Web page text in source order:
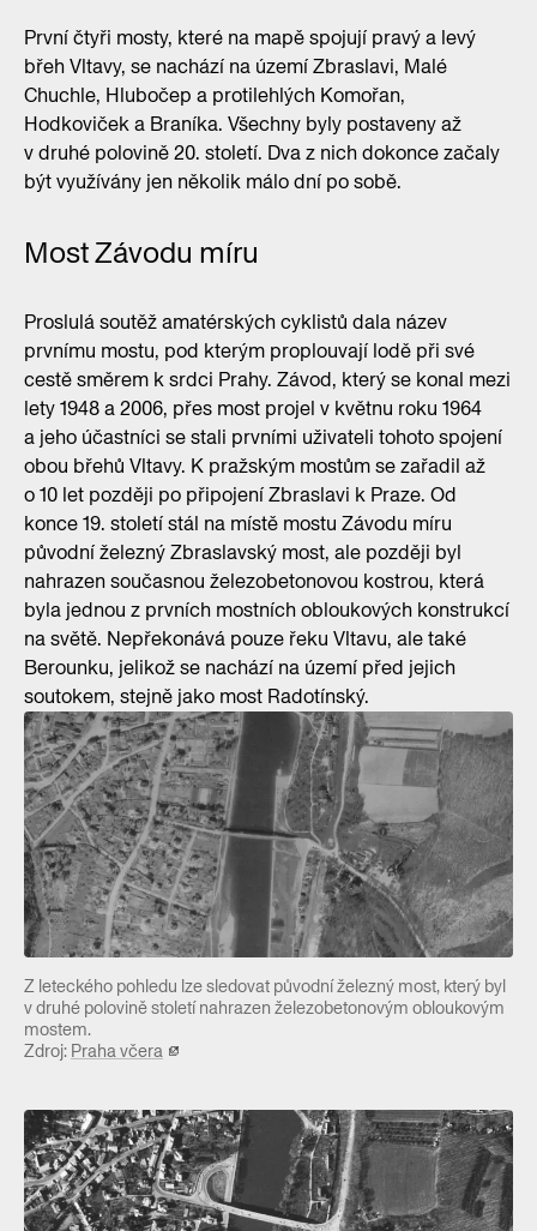
První čtyři mosty, které na mapě spojují pravý a levý
břeh Vltavy, se nachází na území Zbraslavi, Malé
Chuchle, Hlubočep a protilehlých Komořan,
Hodkoviček a Braníka. Všechny byly postaveny až
v druhé polovině 20. století. Dva z nich dokonce začaly
být využívány jen několik málo dní po sobě.
Most Závodu míru
Proslulá soutěž amatérských cyklistů dala název
prvnímu mostu, pod kterým proplouvají lodě při své
cestě směrem k srdci Prahy. Závod, který se konal mezi
lety 1948 a 2006, přes most projel v květnu roku 1964
a jeho účastníci se stali prvními uživateli tohoto spojení
obou břehů Vltavy. K pražským mostům se zařadil až
o 10 let později po připojení Zbraslavi k Praze. Od
konce 19. století stál na místě mostu Závodu míru
původní železný Zbraslavský most, ale později byl
nahrazen současnou železobetonovou kostrou, která
byla jednou z prvních mostních obloukových konstrukcí
na světě. Nepřekonává pouze řeku Vltavu, ale také
Berounku, jelikož se nachází na území před jejich
soutokem, stejně jako most Radotínský.
Z leteckého pohledu lze sledovat původní železný most, který byl
v druhé polovině století nahrazen železobetonovým obloukovým
mostem.
Zdroj: Praha včera